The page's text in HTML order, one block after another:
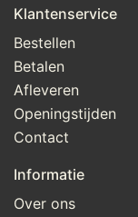
Klantenservice
Bestellen
Betalen
Afleveren
Openingstijden
Contact
Informatie
Over ons